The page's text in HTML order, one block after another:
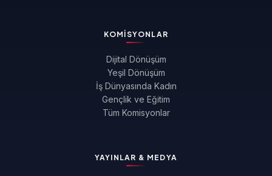
KOMISYONLAR
Dijital Dönüşüm
Yeşil Dönüşüm
İş Dünyasında Kadın
Gençlik ve Eğitim
Tüm Komisyonlar
YAYINLAR & MEDYA